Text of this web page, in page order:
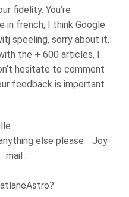
fidelity. You’re
in french, I think Google
speeling, sorry about it,
the + 600 articles, I
hesitate to comment
feedback is important
else please Joy
mail :